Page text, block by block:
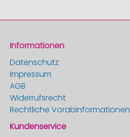
Informationen
Datenschutz
Impressum
AGB
Widerrufsrecht
Rechtliche Vorabinformationen
Kundenservice